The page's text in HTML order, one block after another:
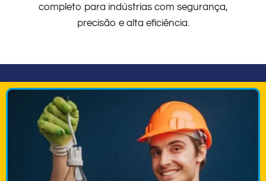
completo para indústrias com segurança,
precisão e alta eficiência.